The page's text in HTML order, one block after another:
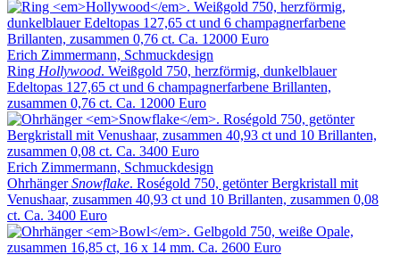
Erich Zimmermann, Schmuckdesign
Ring Hollywood. Weißgold 750, herzförmig, dunkelblauer
Edeltopas 127,65 ct und 6 champagnerfarbene Brillanten,
zusammen 0,76 ct. Ca. 12000 Euro
Erich Zimmermann, Schmuckdesign
OhrhängerSnowflake. Roségold 750, getönter Bergkristall mit
Venushaar, zusammen 40,93 ct und 10 Brillanten, zusammen 0,08
ct. Ca. 3400 Euro